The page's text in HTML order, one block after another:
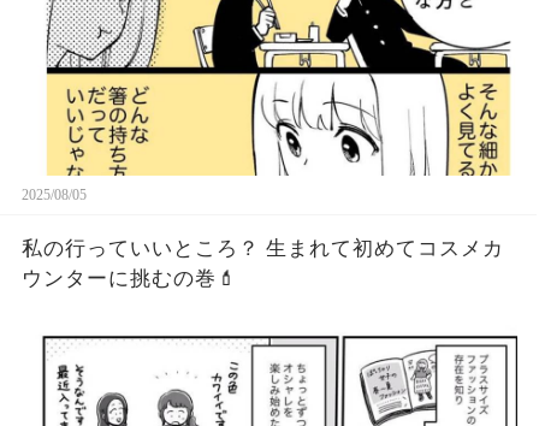
2025/08/05
私の行っていいところ？ 生まれて初めてコスメカ
ウンターに挑むの巻💄